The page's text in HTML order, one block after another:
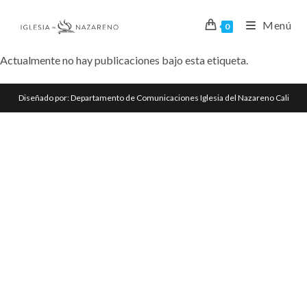
0 Menú
Actualmente no hay publicaciones bajo esta etiqueta.
Diseñado por: Departamento de Comunicaciones Iglesia del Nazareno Cali